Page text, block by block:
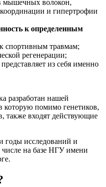
мышечных волокон,
и гипертрофии
к определенным
спортивным травмам;
регенерации;
из себя именно
разработан нашей
которую помимо генетиков,
также входят действующие
годы исследований и
на базе НГУ имени